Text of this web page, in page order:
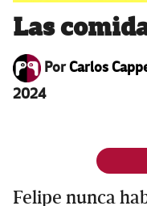
Las
PorCarlos
2024
Felipe nunca